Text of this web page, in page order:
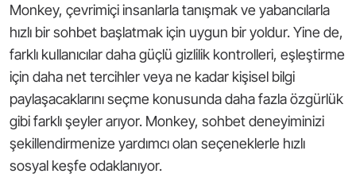
Monkey, çevrimiçi insanlarla tanışmak ve yabancılarla
hızlı bir sohbet başlatmak için uygun bir yoldur. Yine de,
farklı kullanıcılar daha güçlü gizlilik kontrolleri, eşleştirme
için daha net tercihler veya ne kadar kişisel bilgi
paylaşacaklarını seçme konusunda daha fazla özgürlük
gibi farklı şeyler arıyor. Monkey, sohbet deneyiminizi
şekillendirmenize yardımcı olan seçeneklerle hızlı
sosyal keşfe odaklanıyor.